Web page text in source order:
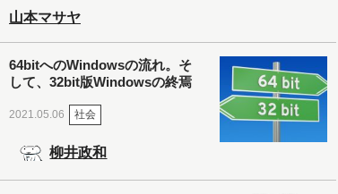
山本マサヤ
64bitへのWindowsの流れ。そ
して、32bit版Windowsの終焉
2021.05.06 社会
柳井政和